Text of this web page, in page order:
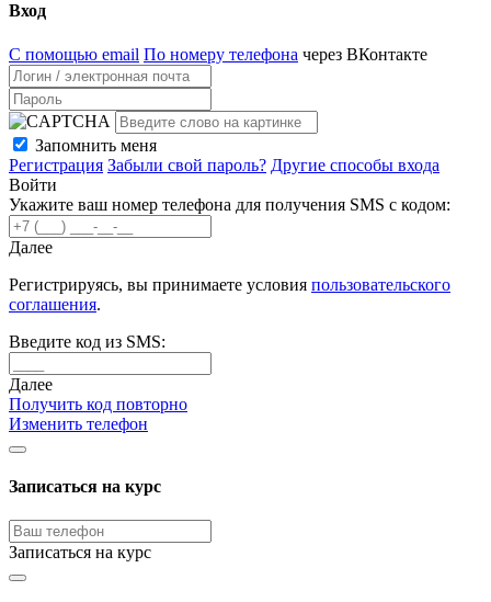
Вход
С помощью email По номеру телефона через ВКонтакте
Запомнить меня
Регистрация Забыли свой пароль? Другие способы входа
Войти
Укажите ваш номер телефона для получения SMS с кодом:
Далее
Регистрируясь, вы принимаете условия пользовательского
соглашения.
Введите код из SMS:
Далее
Получить код повторно
Изменить телефон
Записаться на курс
Записаться на курс